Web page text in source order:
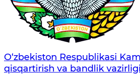
O‘zbekiston Respublikasi
qisqartirish va bandlik vazirligi